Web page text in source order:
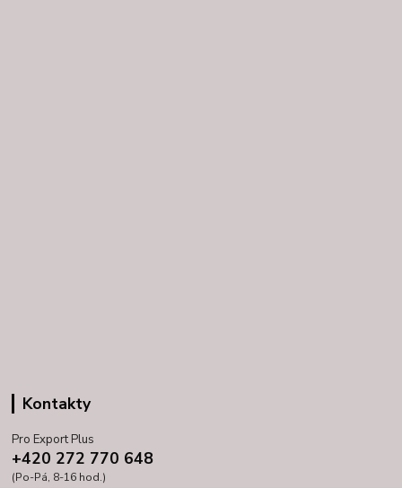
Kontakty
Pro Export Plus
+420 272 770 648
(Po-Pá, 8-16 hod.)